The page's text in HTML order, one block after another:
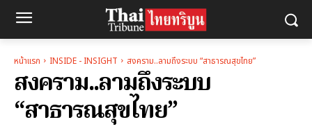
หน้าแรก INSIDE - INSIGHT สงคราม..ลามถึงระบบ “สาธารณสุขไทย”
สงคราม..ลามถึงระบบ
“สาธารณสุขไทย”